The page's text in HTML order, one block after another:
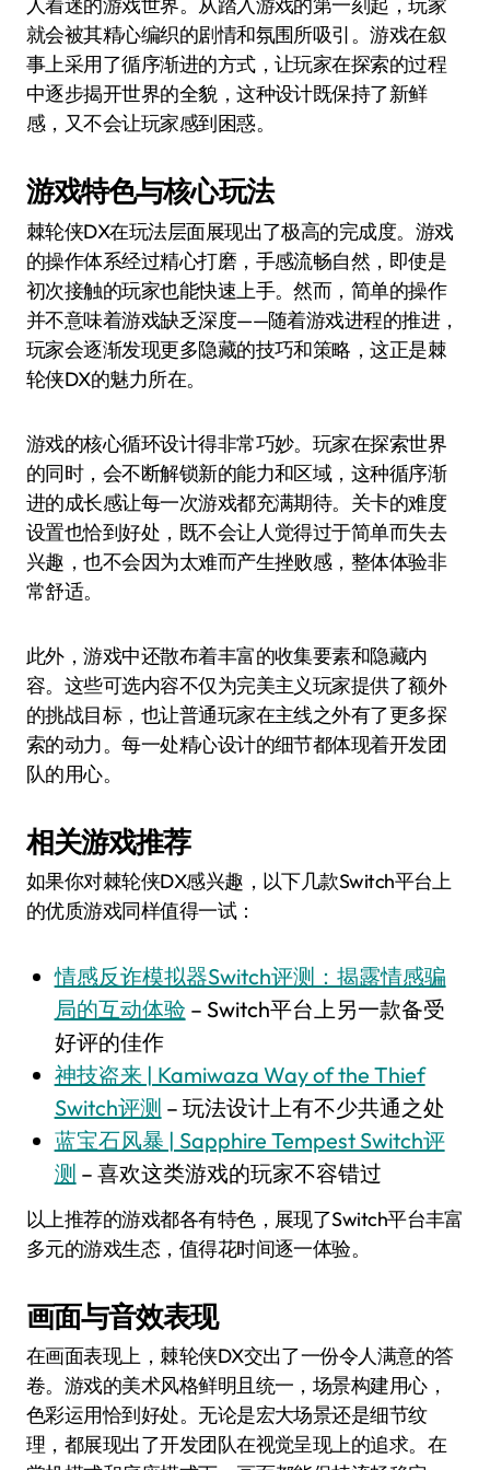
人着迷的游戏世界。从踏入游戏的第一刻起，玩家
就会被其精心编织的剧情和氛围所吸引。游戏在叙
事上采用了循序渐进的方式，让玩家在探索的过程
中逐步揭开世界的全貌，这种设计既保持了新鲜
感，又不会让玩家感到困惑。
游戏特色与核心玩法
棘轮侠DX在玩法层面展现出了极高的完成度。游戏
的操作体系经过精心打磨，手感流畅自然，即使是
初次接触的玩家也能快速上手。然而，简单的操作
并不意味着游戏缺乏深度——随着游戏进程的推进，
玩家会逐渐发现更多隐藏的技巧和策略，这正是棘
轮侠DX的魅力所在。
游戏的核心循环设计得非常巧妙。玩家在探索世界
的同时，会不断解锁新的能力和区域，这种循序渐
进的成长感让每一次游戏都充满期待。关卡的难度
设置也恰到好处，既不会让人觉得过于简单而失去
兴趣，也不会因为太难而产生挫败感，整体体验非
常舒适。
此外，游戏中还散布着丰富的收集要素和隐藏内
容。这些可选内容不仅为完美主义玩家提供了额外
的挑战目标，也让普通玩家在主线之外有了更多探
索的动力。每一处精心设计的细节都体现着开发团
队的用心。
相关游戏推荐
如果你对棘轮侠DX感兴趣，以下几款Switch平台上
的优质游戏同样值得一试：
情感反诈模拟器Switch评测：揭露情感骗
局的互动体验 – Switch平台上另一款备受
好评的佳作
神技盗来 | Kamiwaza Way of the Thief
Switch评测 – 玩法设计上有不少共通之处
蓝宝石风暴 | Sapphire Tempest Switch评
测 – 喜欢这类游戏的玩家不容错过
以上推荐的游戏都各有特色，展现了Switch平台丰富
多元的游戏生态，值得花时间逐一体验。
画面与音效表现
在画面表现上，棘轮侠DX交出了一份令人满意的答
卷。游戏的美术风格鲜明且统一，场景构建用心，
色彩运用恰到好处。无论是宏大场景还是细节纹
理，都展现出了开发团队在视觉呈现上的追求。在